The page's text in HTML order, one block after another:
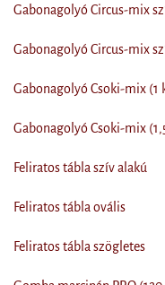
Gabonagolyó Circus-mix
Gabonagolyó Circus-mix
Gabonagolyó Csoki-mix (1
Gabonagolyó Csoki-mix
Feliratos tábla szív alakú
Feliratos tábla ovális
Feliratos tábla szögletes